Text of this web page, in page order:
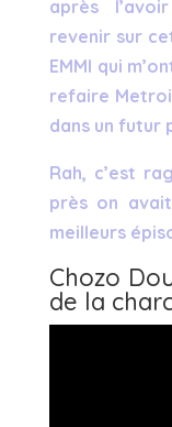
après
revenir sur
EMMI qui
refaire
dans un futur
Rah, c’est
près on
meilleurs
Chozo
de la